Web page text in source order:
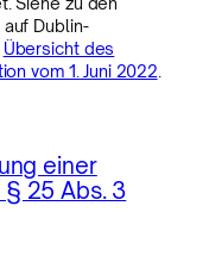
Dublin-
Übersicht des
vom 1. Juni 2022
einer
25 Abs. 3